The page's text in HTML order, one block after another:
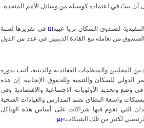
أن يبتّ في اعتماده كوسيلة من وسائل الأمم المتحدة.
لصندوق السكان ثريا عبيد [2]
في تقريرها لسنة
الصندوق من تعامله مع القادة الدينيين في عدد من الدول
المحليين والمنظمات العقائدية والدينية، أثبت بدوره
للسكان والتنمية وللحقوق الإنجابية.
إن هذه
وتحديد الأولويات الاجتماعية والاقتصادية وفي
واسعة النطاق تضم المدارس والعيادات الصحية
التي تقوم فيها شراكات على أساس هذه الهياكل
لكثير من تلك الشبكات»
[4]
.